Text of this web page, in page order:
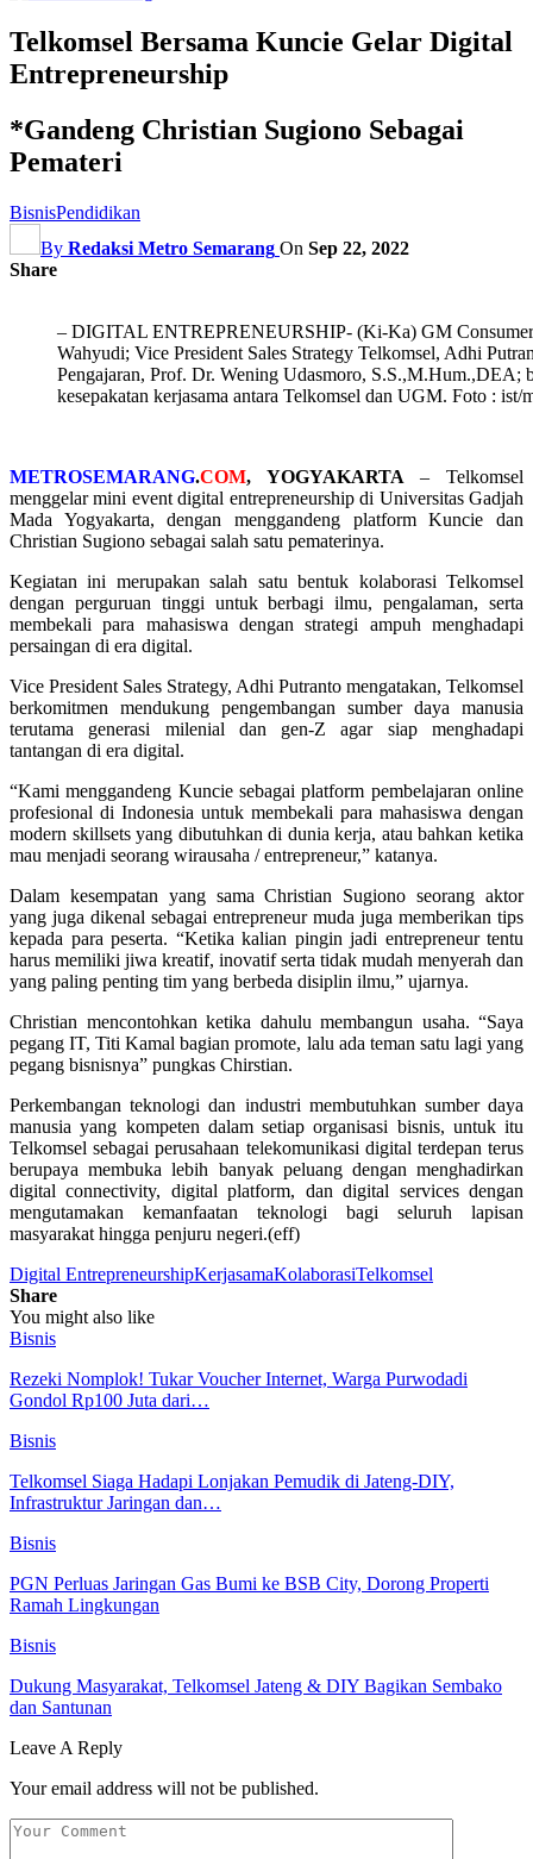
Telkomsel Bersama Kuncie Gelar Digital
Entrepreneurship
*Gandeng Christian Sugiono Sebagai
Pemateri
BisnisPendidikan
By Redaksi Metro Semarang On Sep 22, 2022
Share
– DIGITAL ENTREPRENEURSHIP- (Ki-Ka) GM
Wahyudi; Vice President Sales Strategy Telkomsel, Adhi
Pengajaran, Prof. Dr. Wening Udasmoro, S.S.,M.Hum.,DEA;
kesepakatan kerjasama antara Telkomsel dan UGM. Foto : ist/
METROSEMARANG.COM, YOGYAKARTA – Telkomsel
menggelar mini event digital entrepreneurship di Universitas Gadjah
Mada Yogyakarta, dengan menggandeng platform Kuncie dan
Christian Sugiono sebagai salah satu pematerinya.
Kegiatan ini merupakan salah satu bentuk kolaborasi Telkomsel
dengan perguruan tinggi untuk berbagi ilmu, pengalaman, serta
membekali para mahasiswa dengan strategi ampuh menghadapi
persaingan di era digital.
Vice President Sales Strategy, Adhi Putranto mengatakan, Telkomsel
berkomitmen mendukung pengembangan sumber daya manusia
terutama generasi milenial dan gen-Z agar siap menghadapi
tantangan di era digital.
“Kami menggandeng Kuncie sebagai platform pembelajaran online
profesional di Indonesia untuk membekali para mahasiswa dengan
modern skillsets yang dibutuhkan di dunia kerja, atau bahkan ketika
mau menjadi seorang wirausaha / entrepreneur,” katanya.
Dalam kesempatan yang sama Christian Sugiono seorang aktor
yang juga dikenal sebagai entrepreneur muda juga memberikan tips
kepada para peserta. “Ketika kalian pingin jadi entrepreneur tentu
harus memiliki jiwa kreatif, inovatif serta tidak mudah menyerah dan
yang paling penting tim yang berbeda disiplin ilmu,” ujarnya.
Christian mencontohkan ketika dahulu membangun usaha. “Saya
pegang IT, Titi Kamal bagian promote, lalu ada teman satu lagi yang
pegang bisnisnya” pungkas Chirstian.
Perkembangan teknologi dan industri membutuhkan sumber daya
manusia yang kompeten dalam setiap organisasi bisnis, untuk itu
Telkomsel sebagai perusahaan telekomunikasi digital terdepan terus
berupaya membuka lebih banyak peluang dengan menghadirkan
digital connectivity, digital platform, dan digital services dengan
mengutamakan kemanfaatan teknologi bagi seluruh lapisan
masyarakat hingga penjuru negeri.(eff)
Digital EntrepreneurshipKerjasamaKolaborasiTelkomsel
Share
You might also like
Bisnis
Rezeki Nomplok! Tukar Voucher Internet, Warga Purwodadi
Gondol Rp100 Juta dari…
Bisnis
Telkomsel Siaga Hadapi Lonjakan Pemudik di Jateng-DIY,
Infrastruktur Jaringan dan…
Bisnis
PGN Perluas Jaringan Gas Bumi ke BSB City, Dorong Properti
Ramah Lingkungan
Bisnis
Dukung Masyarakat, Telkomsel Jateng & DIY Bagikan Sembako
dan Santunan
Leave A Reply
Your email address will not be published.